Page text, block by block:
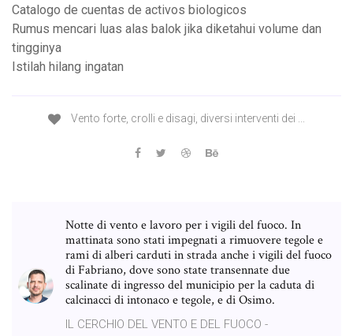
Catalogo de cuentas de activos biologicos
Rumus mencari luas alas balok jika diketahui volume dan
tingginya
Istilah hilang ingatan
Vento forte, crolli e disagi, diversi interventi dei ...
Notte di vento e lavoro per i vigili del fuoco. In
mattinata sono stati impegnati a rimuovere tegole e
rami di alberi carduti in strada anche i vigili del fuoco
di Fabriano, dove sono state transennate due
scalinate di ingresso del municipio per la caduta di
calcinacci di intonaco e tegole, e di Osimo.
IL CERCHIO DEL VENTO E DEL FUOCO -